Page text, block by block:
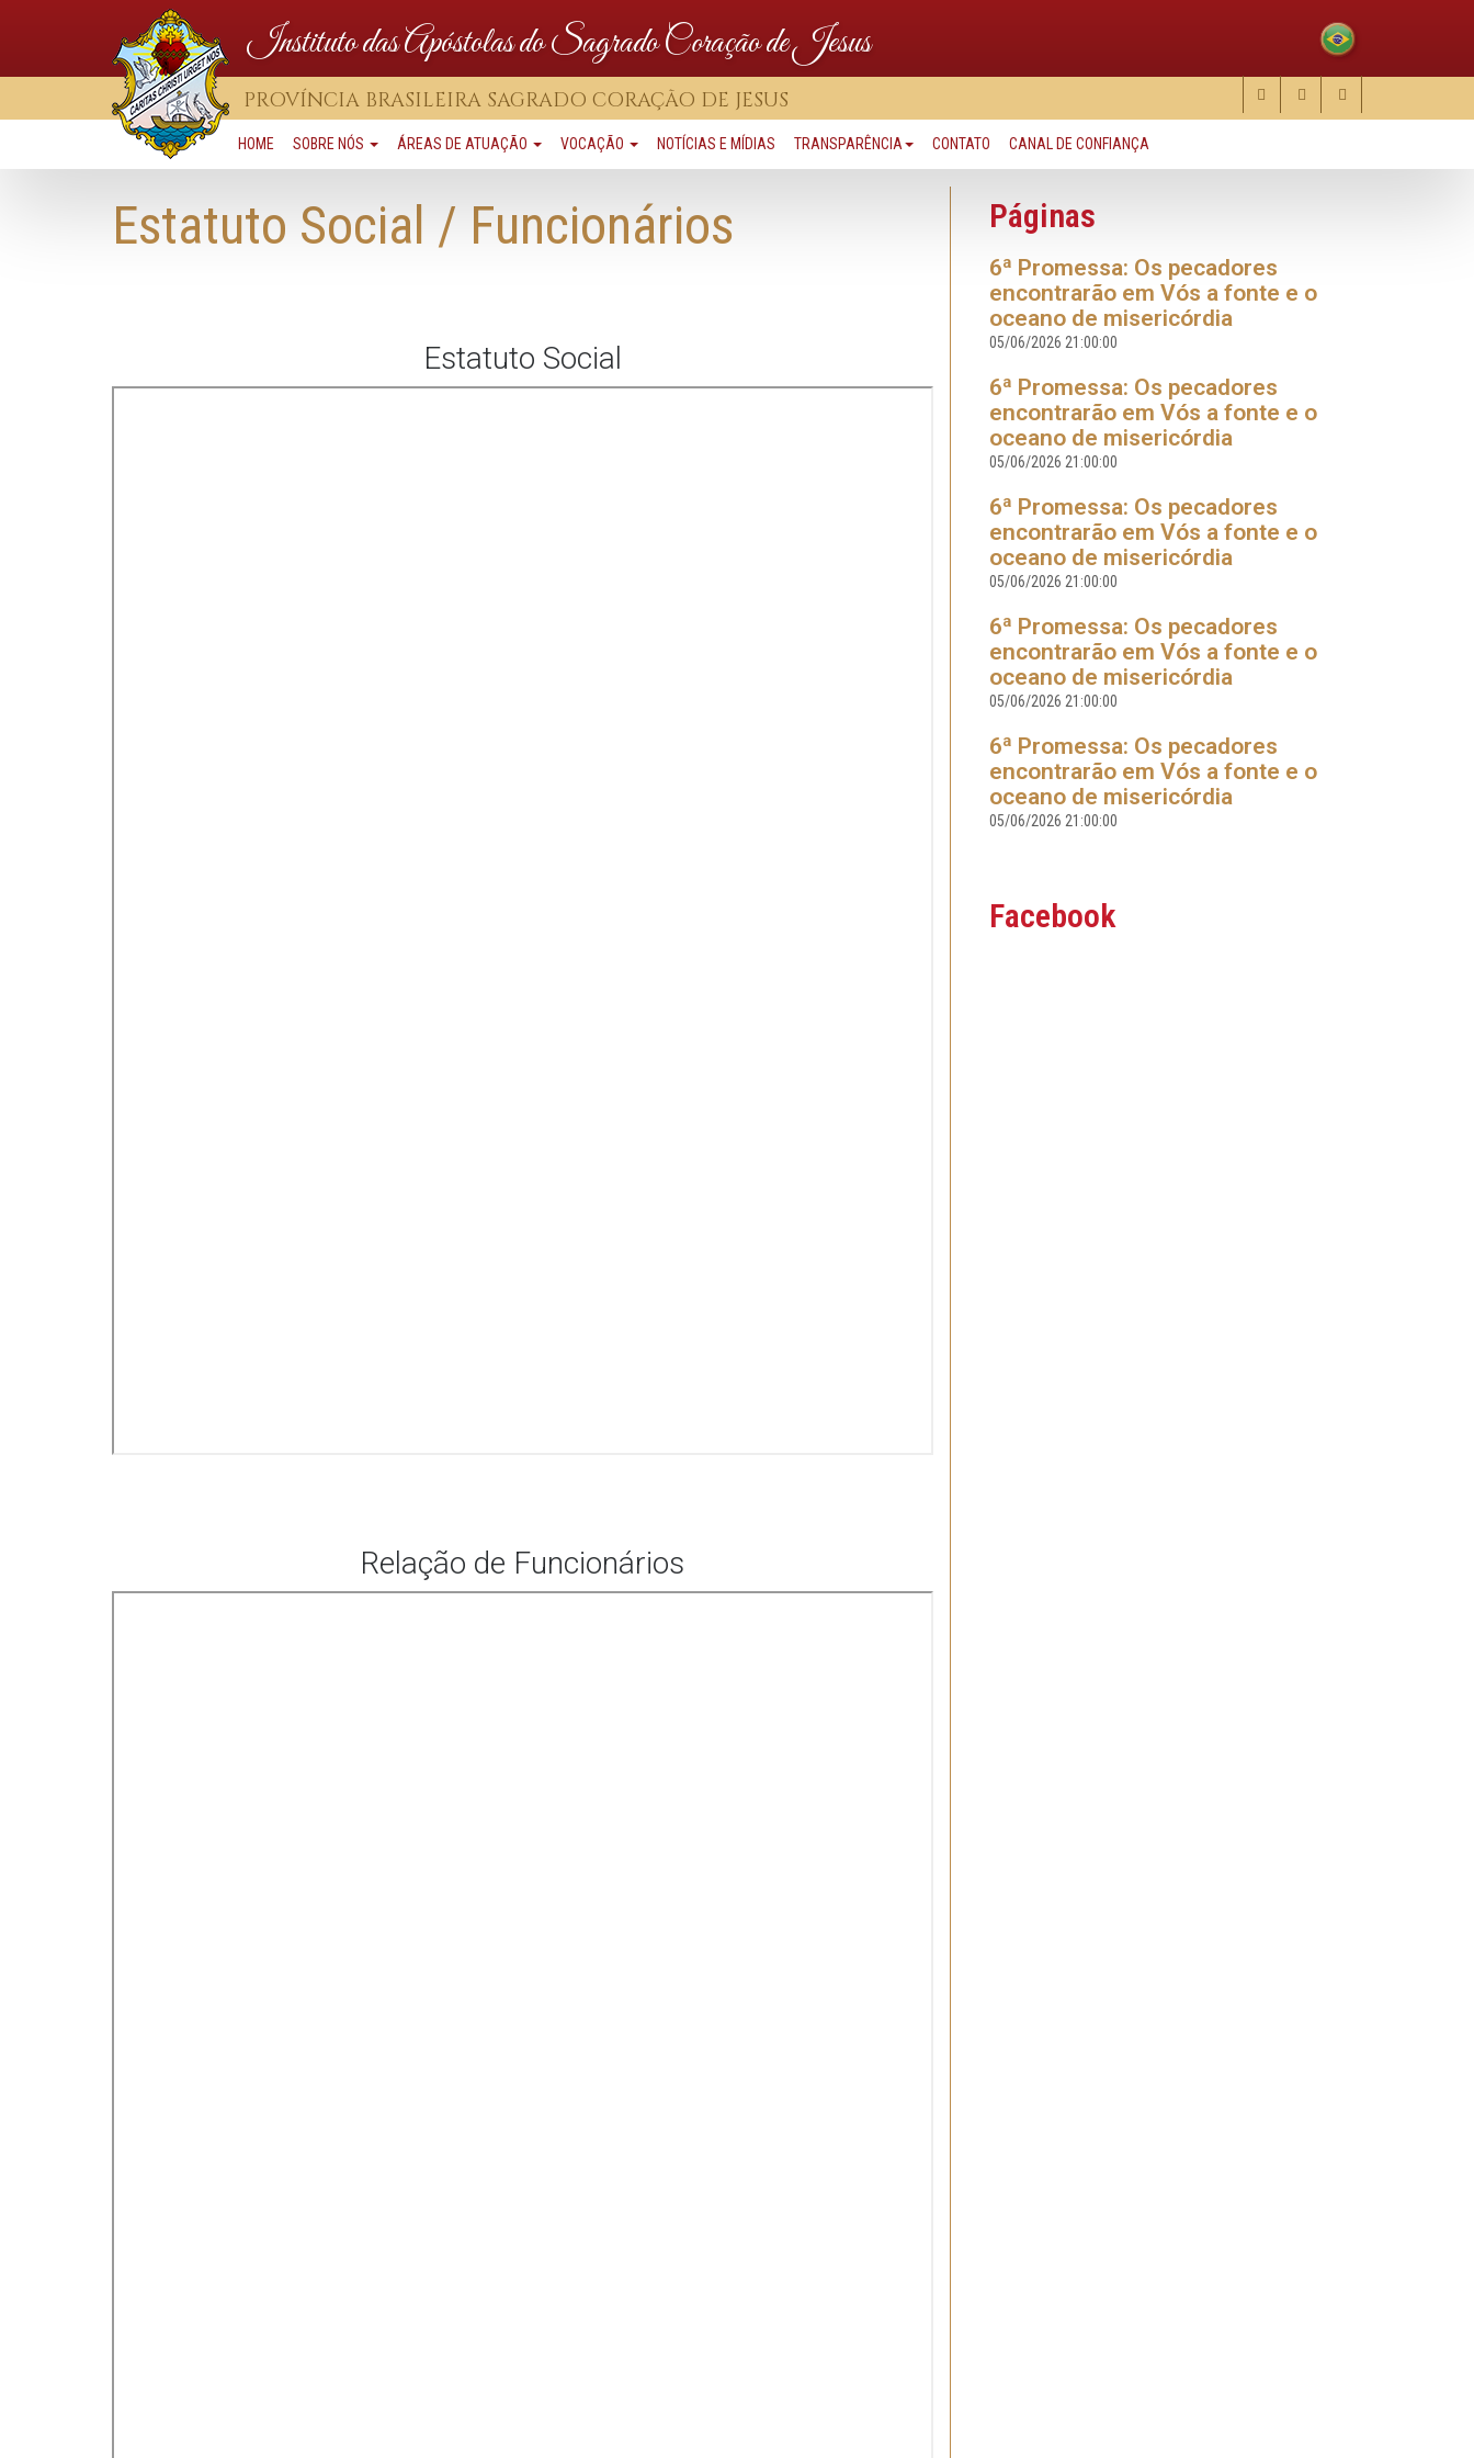
Instituto das Apóstolas do Sagrado Coração de Jesus
PROVÍNCIA BRASILEIRA SAGRADO CORAÇÃO DE JESUS
HOME SOBRE NÓS ÁREAS DE ATUAÇÃO VOCAÇÃO NOTÍCIAS E MÍDIAS TRANSPARÊNCIA CONTATO CANAL DE CONFIANÇA
Estatuto Social / Funcionários
Estatuto Social
Relação de Funcionários
Páginas
6ª Promessa: Os pecadores
encontrarão em Vós a fonte e o
oceano de misericórdia
05/06/2026 21:00:00
6ª Promessa: Os pecadores
encontrarão em Vós a fonte e o
oceano de misericórdia
05/06/2026 21:00:00
6ª Promessa: Os pecadores
encontrarão em Vós a fonte e o
oceano de misericórdia
05/06/2026 21:00:00
6ª Promessa: Os pecadores
encontrarão em Vós a fonte e o
oceano de misericórdia
05/06/2026 21:00:00
6ª Promessa: Os pecadores
encontrarão em Vós a fonte e o
oceano de misericórdia
05/06/2026 21:00:00
Facebook